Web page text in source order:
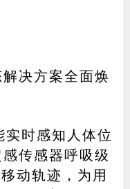
实时感知人体位
传感器呼吸级
动轨迹，为用